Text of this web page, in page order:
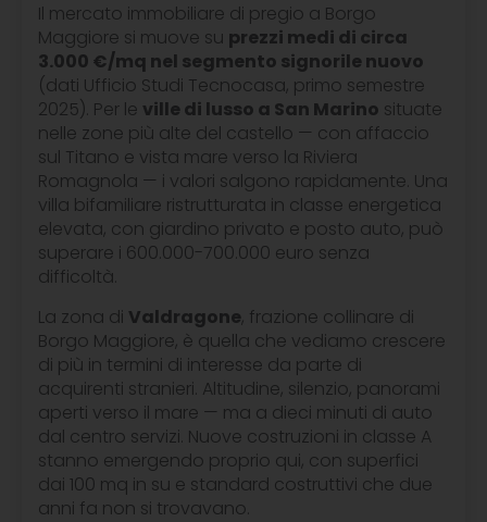
Il mercato immobiliare di pregio a Borgo
Maggiore si muove su prezzi medi di circa
3.000 €/mq nel segmento signorile nuovo
(dati Ufficio Studi Tecnocasa, primo semestre
2025). Per le ville di lusso a San Marino situate
nelle zone più alte del castello — con affaccio
sul Titano e vista mare verso la Riviera
Romagnola — i valori salgono rapidamente. Una
villa bifamiliare ristrutturata in classe energetica
elevata, con giardino privato e posto auto, può
superare i 600.000-700.000 euro senza
difficoltà.
La zona di Valdragone, frazione collinare di
Borgo Maggiore, è quella che vediamo crescere
di più in termini di interesse da parte di
acquirenti stranieri. Altitudine, silenzio, panorami
aperti verso il mare — ma a dieci minuti di auto
dal centro servizi. Nuove costruzioni in classe A
stanno emergendo proprio qui, con superfici
dai 100 mq in su e standard costruttivi che due
anni fa non si trovavano.